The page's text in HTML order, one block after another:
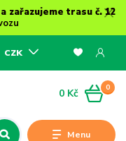
a zařazujeme trasu č. 12
Menu
CZK
0
0 Kč